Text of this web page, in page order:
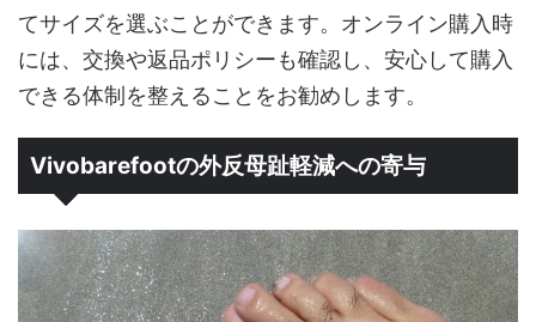
てサイズを選ぶことができます。オンライン購入時
には、交換や返品ポリシーも確認し、安心して購入
できる体制を整えることをお勧めします。
Vivobarefootの外反母趾軽減への寄与